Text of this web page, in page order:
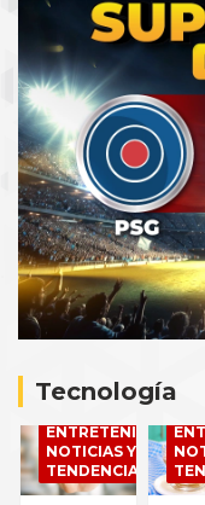
d
v
e
r
t
i
s
e
m
e
n
:
Tecnología
BIENESTAR
ENTRETENIMIENTO,
NOTICIAS Y
TENDENCIAS